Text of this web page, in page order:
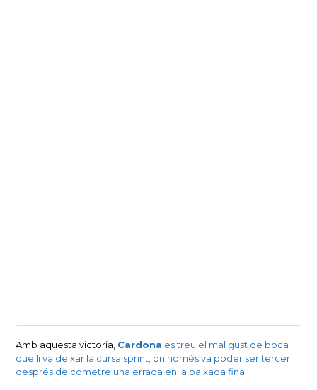
Amb aquesta victoria, Cardona es treu el mal gust de boca
que li va deixar la cursa sprint, on només va poder ser tercer
després de cometre una errada en la baixada final.